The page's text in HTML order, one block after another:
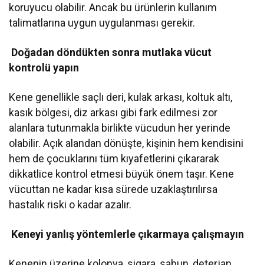
koruyucu olabilir. Ancak bu ürünlerin kullanım
talimatlarına uygun uygulanması gerekir.
Doğadan döndükten sonra mutlaka vücut
kontrolü yapın
Kene genellikle saçlı deri, kulak arkası, koltuk altı,
kasık bölgesi, diz arkası gibi fark edilmesi zor
alanlara tutunmakla birlikte vücudun her yerinde
olabilir. Açık alandan dönüşte, kişinin hem kendisini
hem de çocuklarını tüm kıyafetlerini çıkararak
dikkatlice kontrol etmesi büyük önem taşır. Kene
vücuttan ne kadar kısa sürede uzaklaştırılırsa
hastalık riski o kadar azalır.
Keneyi yanlış yöntemlerle çıkarmaya çalışmayın